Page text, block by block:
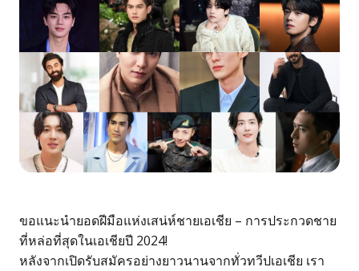
ขอแนะนำยอดฝีมือแห่งเสน่ห์ชายเอเชีย – การประกวดชาย
ที่หล่อที่สุดในเอเชียปี 2024!
หลังจากเปิดรับสมัครอย่างยาวนานจากทั่วทวีปเอเชีย เรา